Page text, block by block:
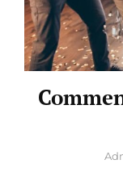
By